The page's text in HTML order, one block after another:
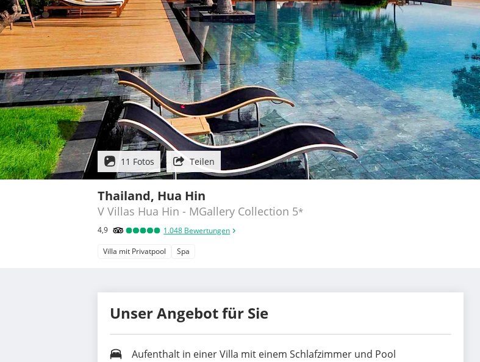
11 Fotos Teilen
Thailand, Hua Hin
V Villas Hua Hin - MGallery Collection 5*
4,9 1.048 Bewertungen
Villa mit Privatpool Spa
Unser Angebot für Sie
Aufenthalt in einer Villa mit einem Schlafzimmer und Pool